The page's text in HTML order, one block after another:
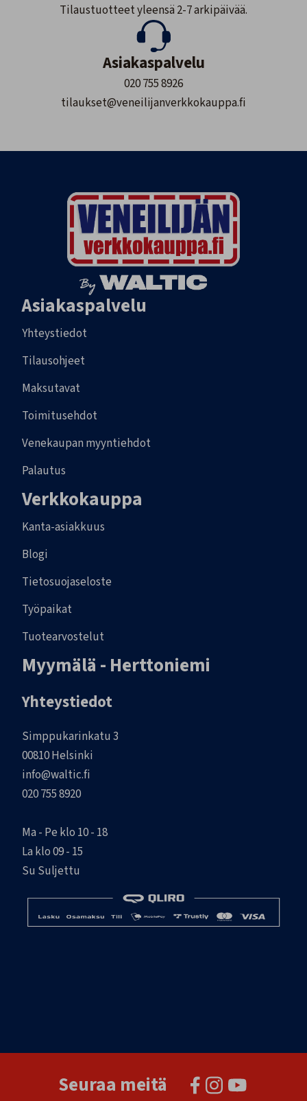
Tilaustuotteet yleensä 2-7 arkipäivää.
Asiakaspalvelu
020 755 8926
tilaukset@veneilijanverkkokauppa.fi
Asiakaspalvelu
Yhteystiedot
Tilausohjeet
Maksutavat
Toimitusehdot
Venekaupan myyntiehdot
Palautus
Verkkokauppa
Kanta-asiakkuus
Blogi
Tietosuojaseloste
Työpaikat
Tuotearvostelut
Myymälä - Herttoniemi
Yhteystiedot
Simppukarinkatu 3
00810 Helsinki
info@waltic.fi
020 755 8920
Ma - Pe klo 10 - 18
La klo 09 - 15
Su Suljettu
Seuraa meitä